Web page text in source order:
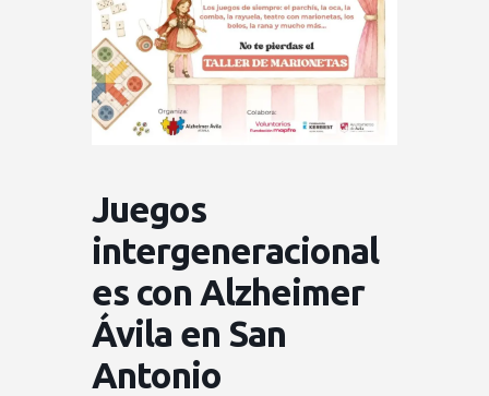
Juegos
intergeneracional
es con Alzheimer
Ávila en San
Antonio